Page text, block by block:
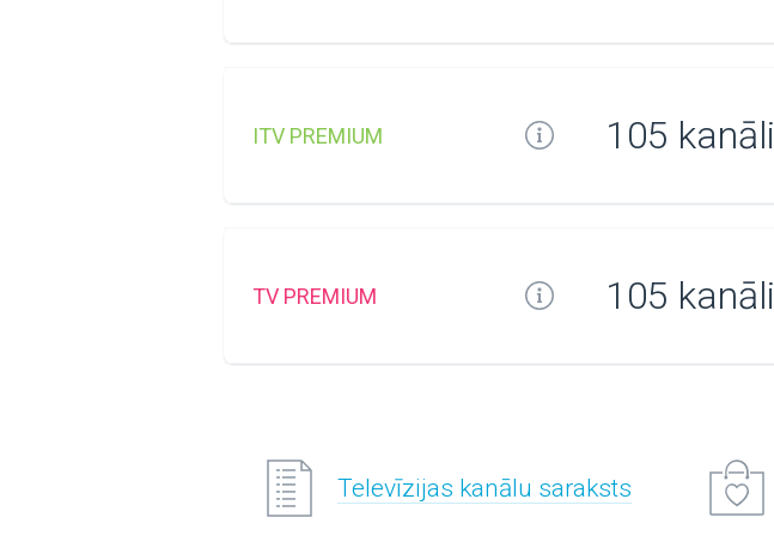
ITV PREMIUM 105 kanāli
TV PREMIUM 105 kanāli
Televīzijas kanālu saraksts